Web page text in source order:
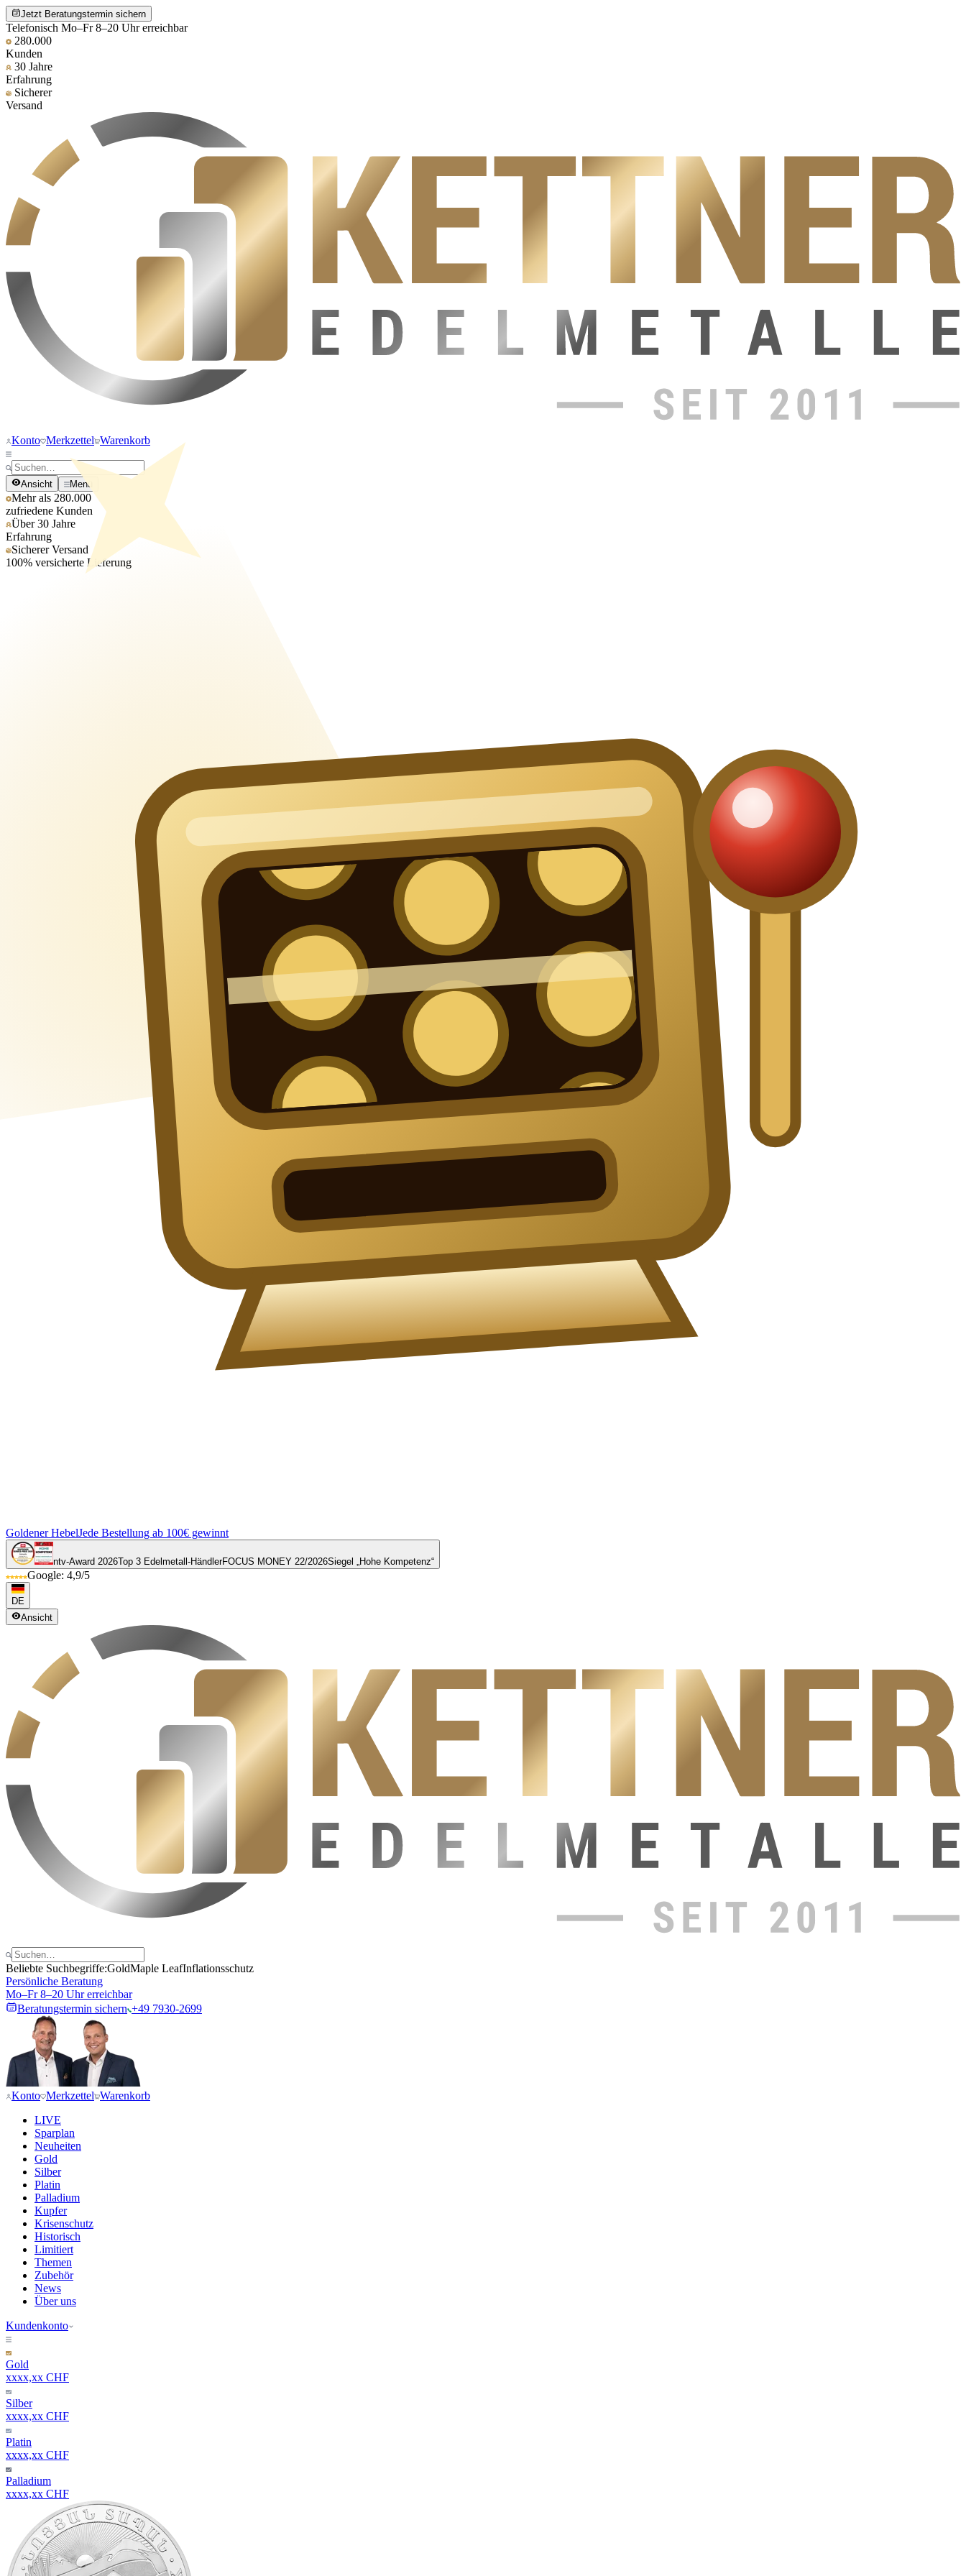
Jetzt Beratungstermin sichern
Telefonisch Mo–Fr 8–20 Uhr erreichbar
280.000
Kunden
30 Jahre
Erfahrung
Sicherer
Versand
Konto Merkzettel Warenkorb
Ansicht Menü
Mehr als 280.000
zufriedene Kunden
Über 30 Jahre
Erfahrung
Sicherer Versand
100% versicherte Lieferung
Goldener HebelJede Bestellung ab 100€ gewinnt
ntv-Award 2026Top 3 Edelmetall-HändlerFOCUS MONEY 22/2026Siegel „Hohe Kompetenz“
Google: 4,9/5
DE
Ansicht
Beliebte Suchbegriffe:GoldMaple LeafInflationsschutz
Persönliche Beratung
Mo–Fr 8–20 Uhr erreichbar
Beratungstermin sichern +49 7930-2699
Konto Merkzettel Warenkorb
LIVE
Sparplan
Neuheiten
Gold
Silber
Platin
Palladium
Kupfer
Krisenschutz
Historisch
Limitiert
Themen
Zubehör
News
Über uns
Kundenkonto
Gold
xxxx,xx CHF
Silber
xxxx,xx CHF
Platin
xxxx,xx CHF
Palladium
xxxx,xx CHF